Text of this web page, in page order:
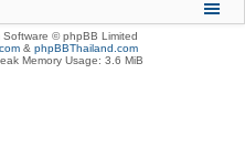
Software © phpBB Limited
& phpBBThailand.com
Memory Usage: 3.6 MiB